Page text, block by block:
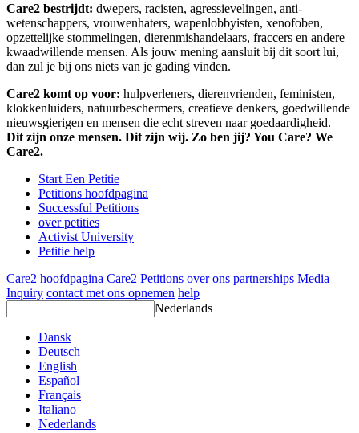
Care2 bestrijdt: dwepers, racisten, agressievelingen, anti-
wetenschappers, vrouwenhaters, wapenlobbyisten, xenofoben,
opzettelijke stommelingen, dierenmishandelaars, fraccers en andere
kwaadwillende mensen. Als jouw mening aansluit bij dit soort lui,
dan zul je bij ons niets van je gading vinden.
Care2 komt op voor: hulpverleners, dierenvrienden, feministen,
klokkenluiders, natuurbeschermers, creatieve denkers, goedwillende
nieuwsgierigen en mensen die echt streven naar goedaardigheid.
Dit zijn onze mensen. Dit zijn wij. Zo ben jij? You Care? We
Care2.
Start Een Petitie
Petitions hoofdpagina
Successful Petitions
over petities
Activist University
Petitie help
Care2 hoofdpagina Care2 Petitions over ons partnerships Media
Inquiry contact met ons opnemen help
Nederlands
Dansk
Deutsch
English
Español
Français
Italiano
Nederlands